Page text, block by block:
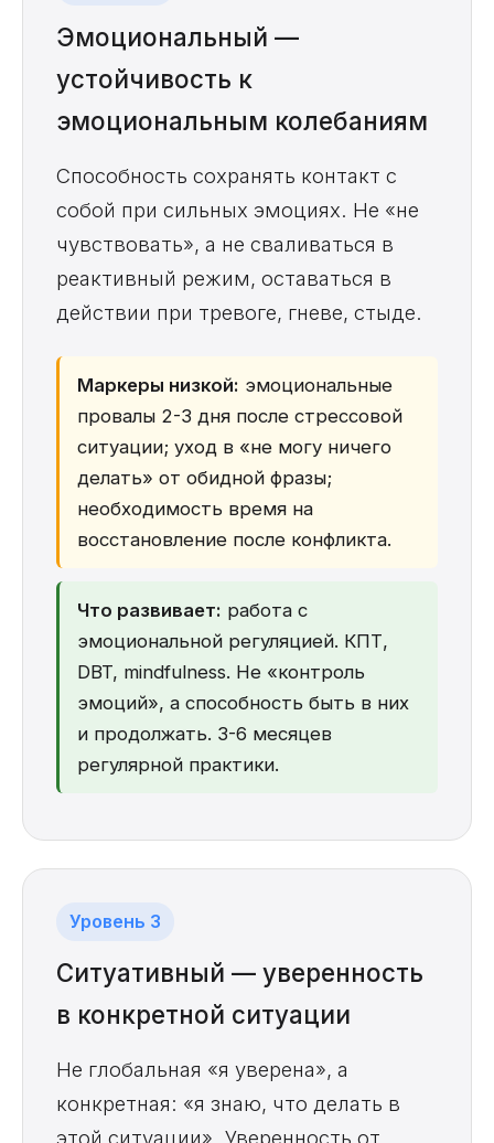
Эмоциональный —
устойчивость к
эмоциональным колебаниям
Способность сохранять контакт с
собой при сильных эмоциях. Не «не
чувствовать», а не сваливаться в
реактивный режим, оставаться в
действии при тревоге, гневе, стыде.
Маркеры низкой: эмоциональные
провалы 2-3 дня после стрессовой
ситуации; уход в «не могу ничего
делать» от обидной фразы;
необходимость время на
восстановление после конфликта.
Что развивает: работа с
эмоциональной регуляцией. КПТ,
DBT, mindfulness. Не «контроль
эмоций», а способность быть в них
и продолжать. 3-6 месяцев
регулярной практики.
Уровень 3
Ситуативный — уверенность
в конкретной ситуации
Не глобальная «я уверена», а
конкретная: «я знаю, что делать в
этой ситуации». Уверенность от